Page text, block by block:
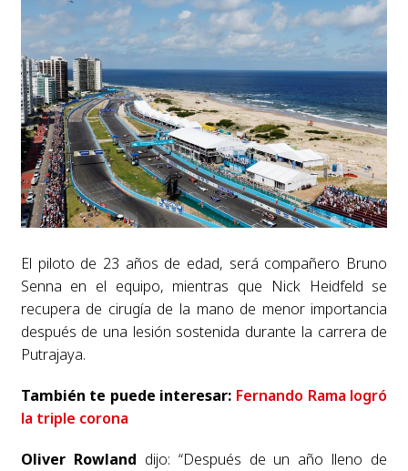
El piloto de 23 años de edad, será compañero Bruno
Senna en el equipo, mientras que Nick Heidfeld se
recupera de cirugía de la mano de menor importancia
después de una lesión sostenida durante la carrera de
Putrajaya.
También te puede interesar: Fernando Rama logró
la triple corona
Oliver Rowland dijo: “Después de un año lleno de